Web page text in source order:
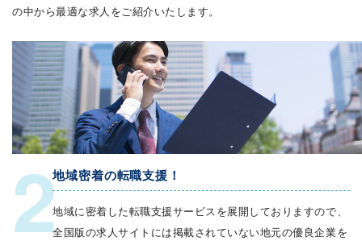
の中から最適な求人をご紹介いたします。
2地域密着の転職支援！
地域に密着した転職支援サービスを展開しておりますので、
全国版の求人サイトには掲載されていない地元の優良企業を